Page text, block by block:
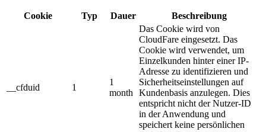
Cookie Typ Dauer Beschreibung
__cfduid 1
1
month
Das Cookie wird von
CloudFare eingesetzt. Das
Cookie wird verwendet, um
Einzelkunden hinter einer IP-
Adresse zu identifizieren und
Sicherheitseinstellungen auf
Kundenbasis anzulegen. Dies
entspricht nicht der Nutzer-ID
in der Anwendung und
speichert keine persönlichen